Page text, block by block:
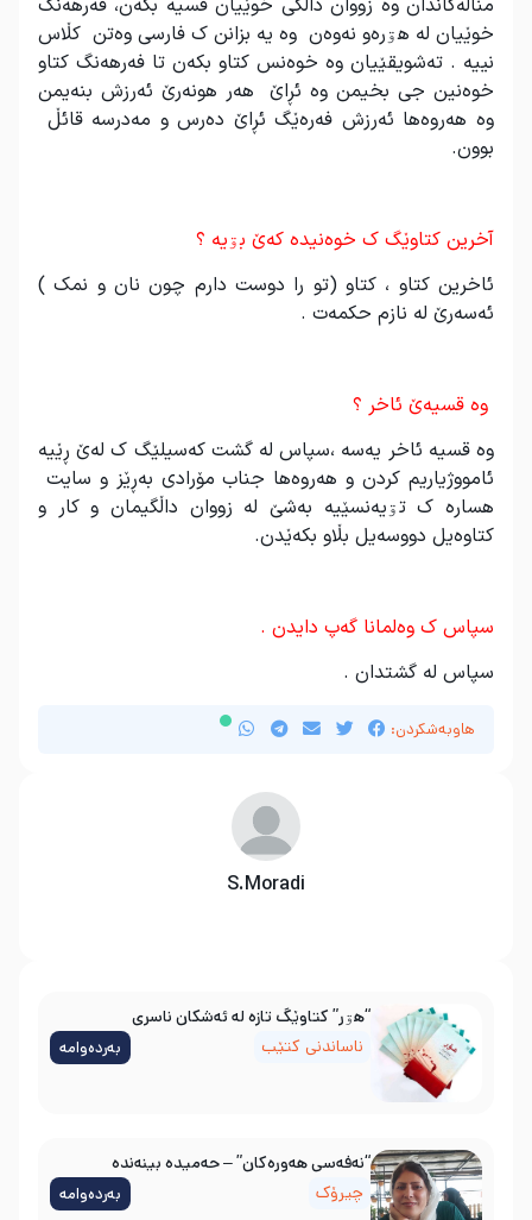
خوێیان لە هۊرەو نەوەن وە یە بزانن ک فارسی وەتن کڵاس
نییە . تەشویقێیان وە خوەنس کتاو بکەن تا فەرهەنگ کتاو
خوەنین جی بخیمن وە ئڕاێ هەر هونەرێ ئەرزش بنەیمن
وە هەروەها ئەرزش فەرەێگ ئڕاێ دەرس و مەدرسە قائڵ
بوون.
آخرین کتاوێگ ک خوەنیدە کەێ بۊیە ؟
ئاخرین کتاو ، کتاو (تو را دوست دارم چون نان و نمک )
ئەسەرێ لە نازم حکمەت .
وە قسیەێ ئاخر ؟
وە قسیە ئاخر یەسە ،سپاس لە گشت کەسیلێگ ک لەێ ڕێیە
ئامووژیاریم کردن و هەروەها جناب مۆرادی بەڕێز و سایت
هسارە ک تۊیەنسێیە بەشێ لە زووان داڵگیمان و کار و
کتاوەیل دووسەیل بڵاو بکەێدن.
سپاس ک وەلمانا گەپ دایدن .
سپاس لە گشتدان .
هاوبەشکردن:
S.Moradi
“هۊر” کتاوێگ تازە لە ئەشکان ناسری
ناساندنی کتێب
بەردەوامە
“نەفەسی هەورەکان” – حەمیدە بینەندە
چیرۆک
بەردەوامە